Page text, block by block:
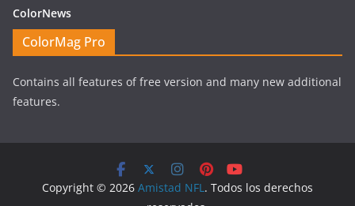
ColorNews
ColorMag Pro
Contains all features of free version and many new additional
features.
Copyright © 2026 Amistad NFL. Todos los derechos